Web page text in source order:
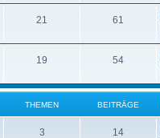
21 61
19 54
THEMEN BEITRÄGE
3 14